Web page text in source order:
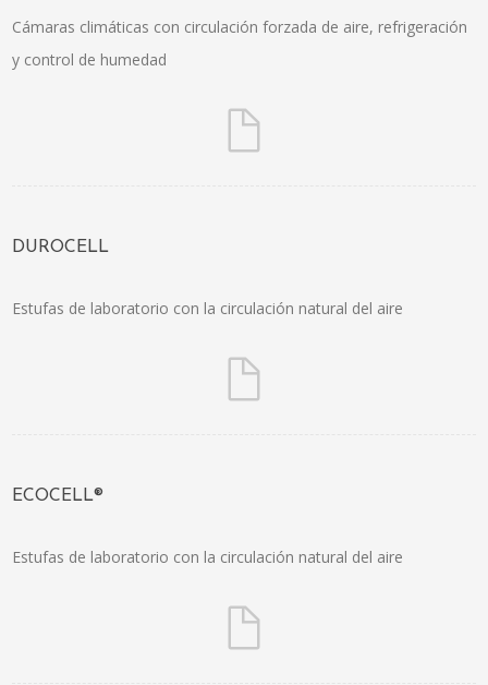
Cámaras climáticas con circulación forzada de aire, refrigeración
y control de humedad
DUROCELL
Estufas de laboratorio con la circulación natural del aire
ECOCELL®
Estufas de laboratorio con la circulación natural del aire